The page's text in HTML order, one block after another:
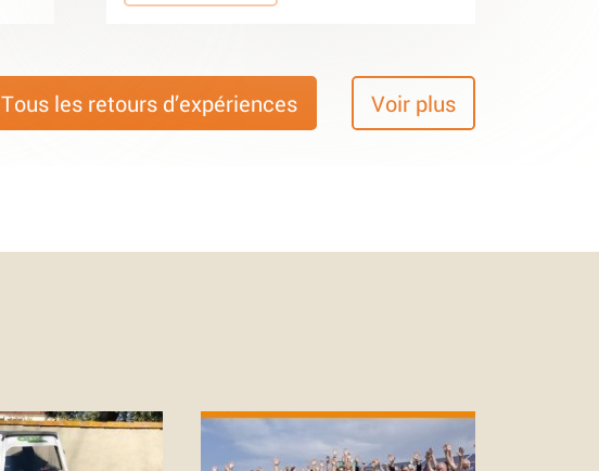
Tous les retours d’expériences Voir plus